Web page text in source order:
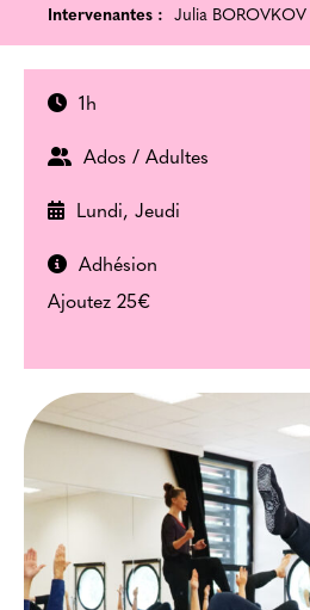
Intervenantes : Julia
1h
Ados / Adultes
Lundi, Jeudi
Adhésion
Ajoutez 25€